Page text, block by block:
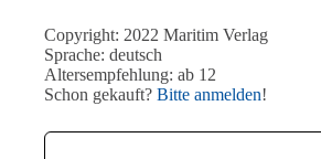
Copyright: 2022 Maritim Verlag
Sprache: deutsch
Altersempfehlung: ab 12
Schon gekauft? Bitte anmelden!